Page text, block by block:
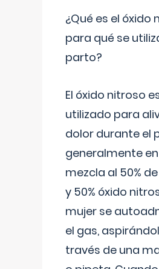
¿Qué es el óxido
para qué se
parto?
El óxido nitroso
utilizado para
dolor durante el
generalmente
mezcla al 50%
y 50% óxido
mujer se
el gas,
través de una